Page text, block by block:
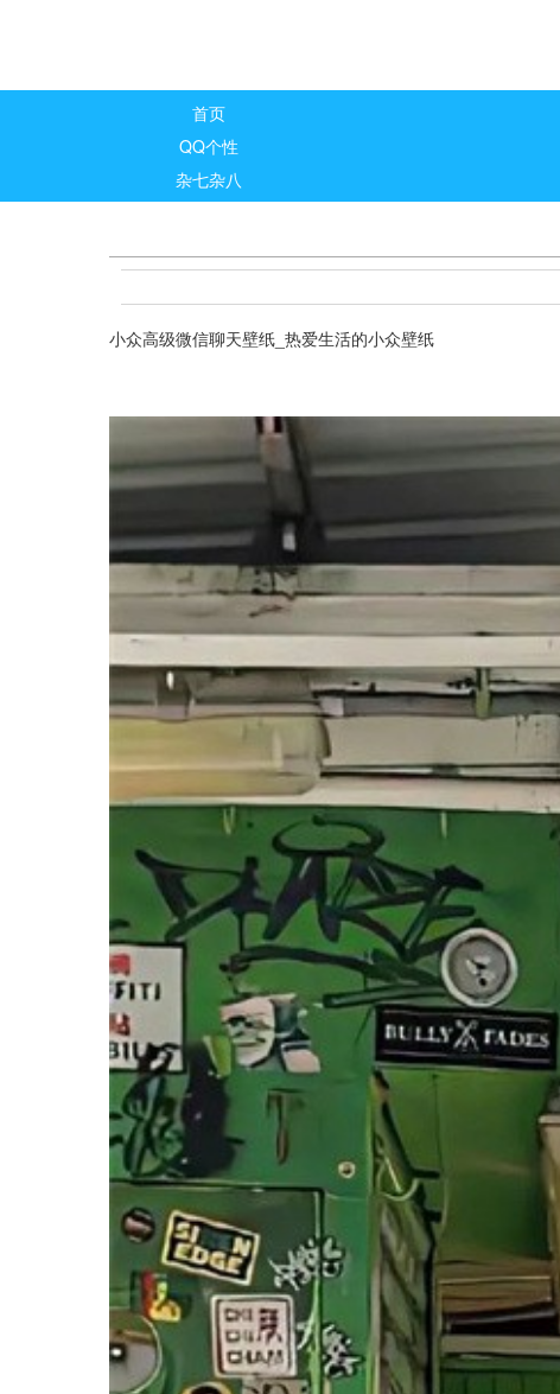
首页
QQ个性
杂七杂八
小众高级微信聊天壁纸_热爱生活的小众壁纸